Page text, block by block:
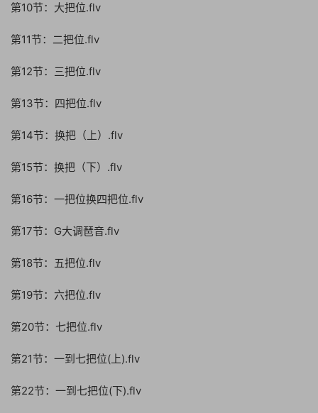
第10节：大把位.flv
第11节：二把位.flv
第12节：三把位.flv
第13节：四把位.flv
第14节：换把（上）.flv
第15节：换把（下）.flv
第16节：一把位换四把位.flv
第17节：G大调琶音.flv
第18节：五把位.flv
第19节：六把位.flv
第20节：七把位.flv
第21节：一到七把位(上).flv
第22节：一到七把位(下).flv